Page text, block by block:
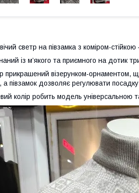
светр на півзамка з коміром-
із м’якого та приємного на дотик
прикрашений візерунком-орнаментом,
а півзамок дозволяє регулювати
колір робить модель універсальною